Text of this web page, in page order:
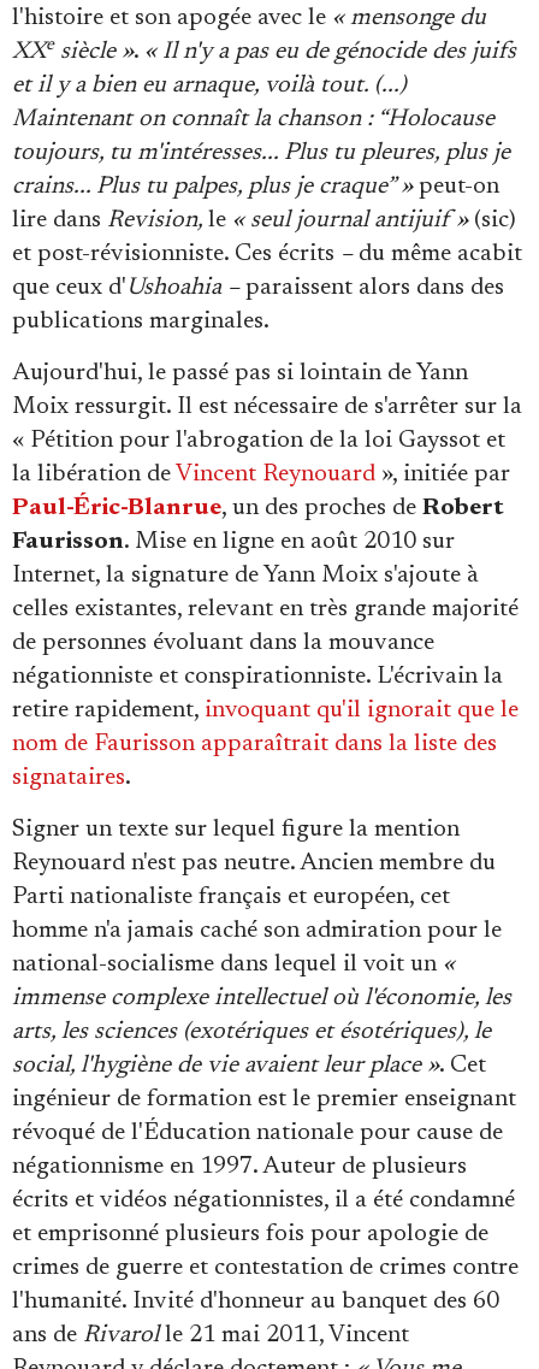
l'histoire et son apogée avec le « mensonge du
XXesiècle ». « Il n'y a pas eu de génocide des juifs
et il y a bien eu arnaque, voilà tout. (...)
Maintenant on connaît la chanson : “Holocause
toujours, tu m'intéresses... Plus tu pleures, plus je
crains... Plus tu palpes, plus je craque” »peut-on
lire dans Revision, le « seul journal antijuif »(sic)
et post-révisionniste. Ces écrits –du même acabit
que ceux d' Ushoahia –paraissent alors dans des
publications marginales.
Aujourd'hui, le passé pas si lointain de Yann
Moix ressurgit. Il est nécessaire de s'arrêter sur la
« Pétition pour l'abrogation de la loi Gayssot et
la libération de Vincent Reynouard », initiée par
Paul-Éric-Blanrue, un des proches de Robert
Faurisson. Mise en ligne en août 2010 sur
Internet, la signature de Yann Moix s'ajoute à
celles existantes, relevant en très grande majorité
de personnes évoluant dans la mouvance
négationniste et conspirationniste. L'écrivain la
retire rapidement, invoquant qu'il ignorait que le
nom de Faurisson apparaîtrait dans la liste des
signataires.
Signer un texte sur lequel figure la mention
Reynouard n'est pas neutre. Ancien membre du
Parti nationaliste français et européen, cet
homme n'a jamais caché son admiration pour le
national-socialisme dans lequel il voit un «
immense complexe intellectuel où l'économie, les
arts, les sciences (exotériques et ésotériques), le
social, l'hygiène de vie avaient leur place ». Cet
ingénieur de formation est le premier enseignant
révoqué de l'Éducation nationale pour cause de
négationnisme en 1997. Auteur de plusieurs
écrits et vidéos négationnistes, il a été condamné
et emprisonné plusieurs fois pour apologie de
crimes de guerre et contestation de crimes contre
l'humanité. Invité d'honneur au banquet des 60
ans de Rivarolle 21 mai 2011, Vincent